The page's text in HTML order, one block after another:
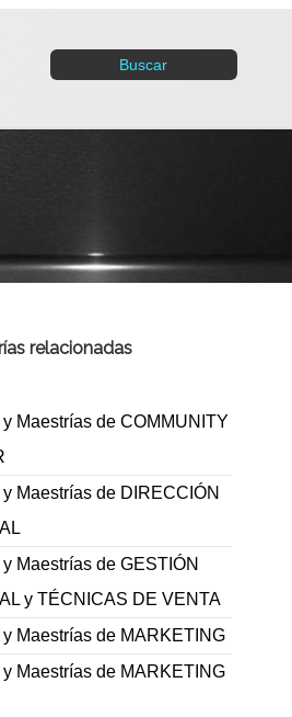
Buscar
relacionadas
y Maestrías de COMMUNITY
y Maestrías de DIRECCIÓN
y Maestrías de GESTIÓN
y TÉCNICAS DE VENTA
y Maestrías de MARKETING
y Maestrías de MARKETING